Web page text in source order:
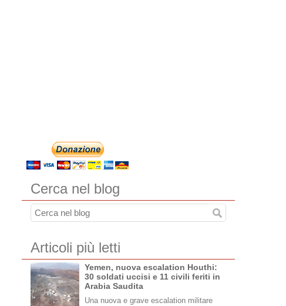
Cerca nel blog
Articoli più letti
Yemen, nuova escalation Houthi:
30 soldati uccisi e 11 civili feriti in
Arabia Saudita
Una nuova e grave escalation militare